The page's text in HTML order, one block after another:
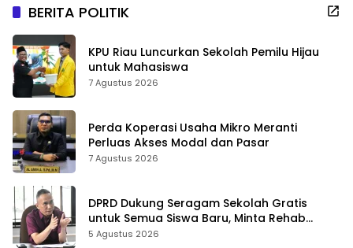
BERITA POLITIK
KPU Riau Luncurkan Sekolah Pemilu Hijau
untuk Mahasiswa
7 Agustus 2026
Perda Koperasi Usaha Mikro Meranti
Perluas Akses Modal dan Pasar
7 Agustus 2026
DPRD Dukung Seragam Sekolah Gratis
untuk Semua Siswa Baru, Minta Rehab
Sekolah Jangan Dikurangi
5 Agustus 2026